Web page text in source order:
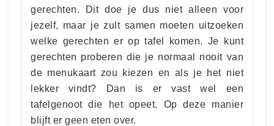
gerechten. Dit doe je dus niet alleen voor
jezelf, maar je zult samen moeten uitzoeken
welke gerechten er op tafel komen. Je kunt
gerechten proberen die je normaal nooit van
de menukaart zou kiezen en als je het niet
lekker vindt? Dan is er vast wel een
tafelgenoot die het opeet. Op deze manier
blijft er geen eten over.